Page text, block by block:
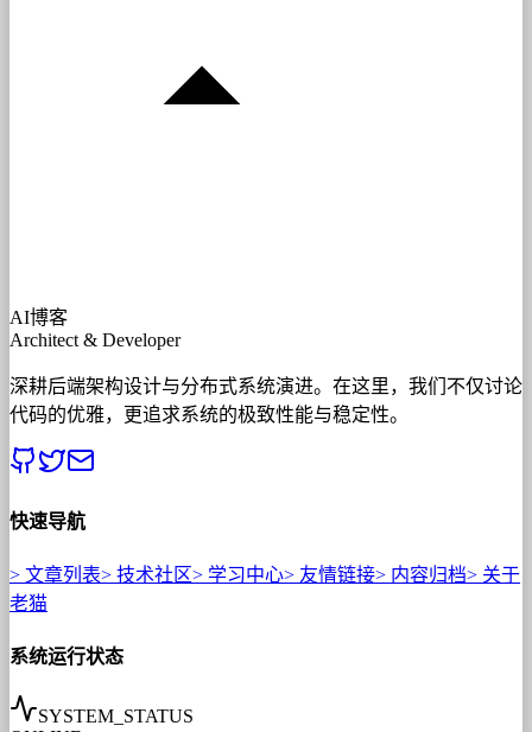
AI博客
Architect & Developer
深耕后端架构设计与分布式系统演进。在这里，我们不仅讨论
代码的优雅，更追求系统的极致性能与稳定性。
快速导航
> 文章列表> 技术社区> 学习中心> 友情链接> 内容归档> 关于
老猫
系统运行状态
SYSTEM_STATUS